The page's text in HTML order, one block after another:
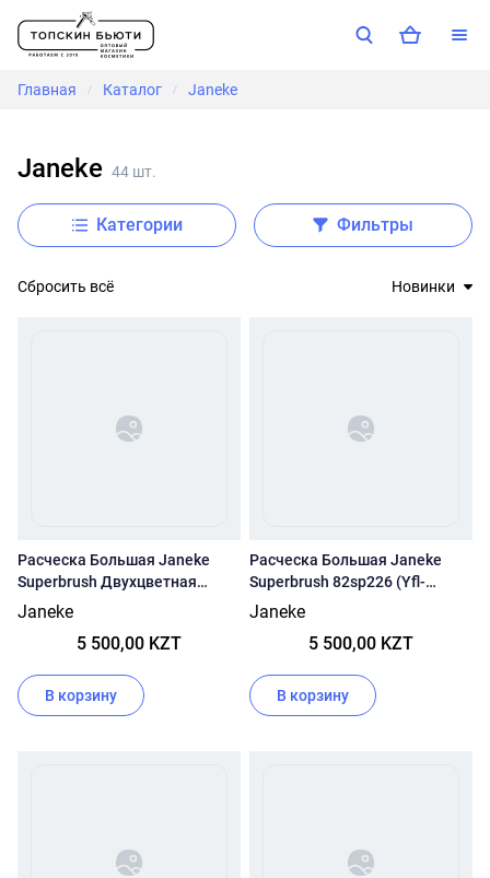
Главная / Каталог / Janeke
Janeke 44 шт.
Категории Фильтры
Сбросить всё Новинки
Расческа Большая Janeke
Superbrush Двухцветная
Sp226bia (Gia- Белый/
Janeke
5 500,00 KZT
В корзину
Расческа Большая Janeke
Superbrush 82sp226 (Yfl-
Желтая)
Janeke
5 500,00 KZT
В корзину